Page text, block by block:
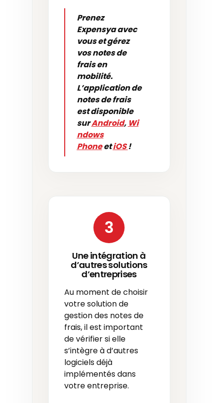
Prenez
Expensya avec
vous et gérez
vos notes de
frais en
mobilité.
L’application de
notes de frais
est disponible
surAndroid, Wi
ndows
PhoneetiOS!
3
Une intégration à
d’autres solutions
d’entreprises
Au moment de choisir
votre solution de
gestion des notes de
frais, il est important
de vérifier si elle
s’intègre à d’autres
logiciels déjà
implémentés dans
votre entreprise.